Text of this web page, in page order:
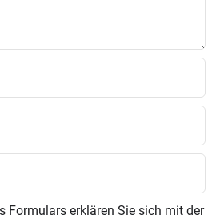
Formulars erklären Sie sich mit der